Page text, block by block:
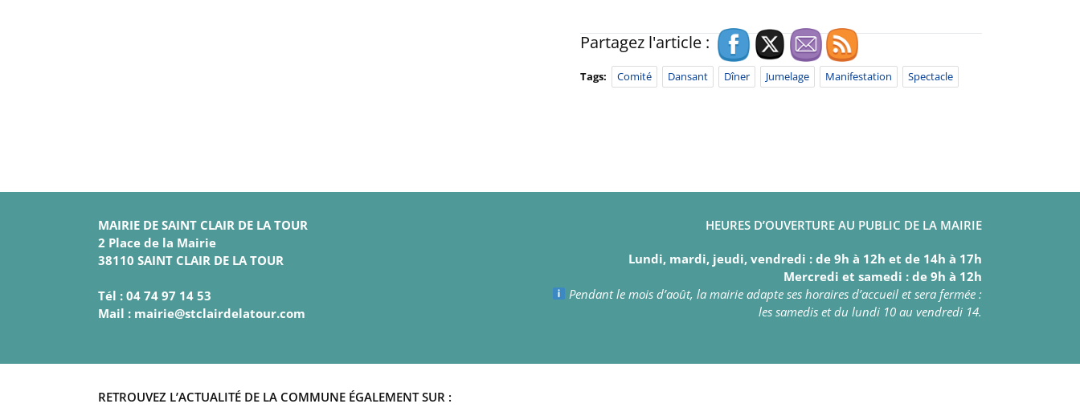
Partagez l'article :
Tags: Comité Dansant Dîner Jumelage Manifestation Spectacle
MAIRIE DE SAINT CLAIR DE LA TOUR
2 Place de la Mairie
38110 SAINT CLAIR DE LA TOUR
Tél : 04 74 97 14 53
Mail : mairie@stclairdelatour.com
HEURES D’OUVERTURE AU PUBLIC DE LA MAIRIE
Lundi, mardi, jeudi, vendredi : de 9h à 12h et de 14h à 17h
Mercredi et samedi : de 9h à 12h
Pendant le mois d’août, la mairie adapte ses horaires d’accueil et sera fermée :
les samedis et du lundi 10 au vendredi 14.
RETROUVEZ L’ACTUALITÉ DE LA COMMUNE ÉGALEMENT SUR :